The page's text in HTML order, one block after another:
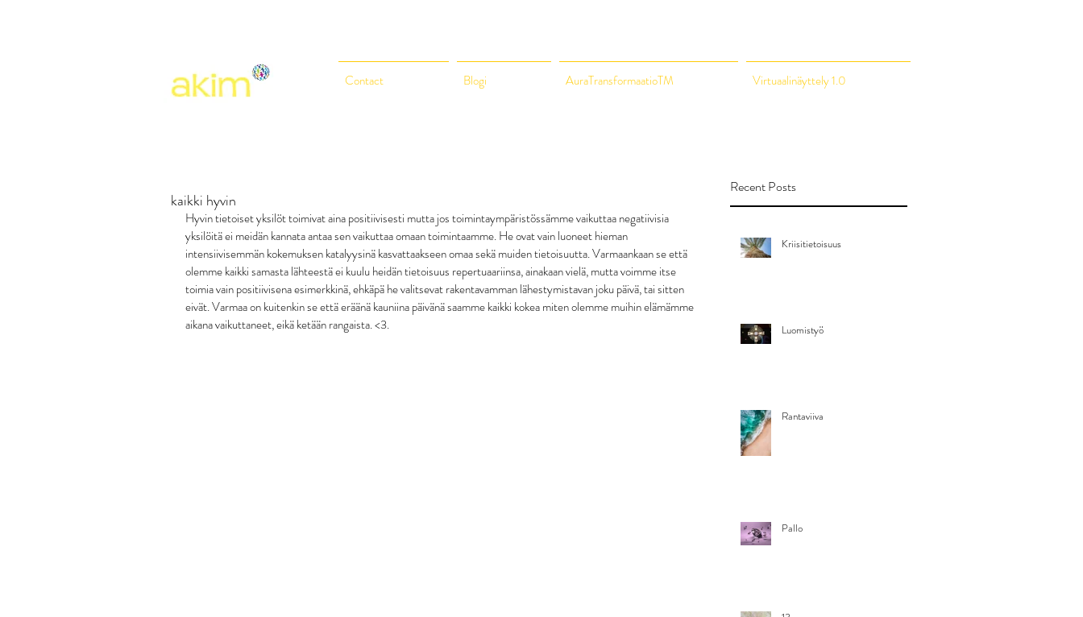
Contact Blogi AuraTransformaatioTM Virtuaalinäyttely 1.0
kaikki hyvin
Hyvin tietoiset yksilöt toimivat aina positiivisesti mutta jos toimintaympäristössämme vaikuttaa negatiivisia
yksilöitä ei meidän kannata antaa sen vaikuttaa omaan toimintaamme. He ovat vain luoneet hieman
intensiivisemmän kokemuksen katalyysinä kasvattaakseen omaa sekä muiden tietoisuutta. Varmaankaan se että
olemme kaikki samasta lähteestä ei kuulu heidän tietoisuus repertuaariinsa, ainakaan vielä, mutta voimme itse
toimia vain positiivisena esimerkkinä, ehkäpä he valitsevat rakentavamman lähestymistavan joku päivä, tai sitten
eivät. Varmaa on kuitenkin se että eräänä kauniina päivänä saamme kaikki kokea miten olemme muihin elämämme
aikana vaikuttaneet, eikä ketään rangaista. <3.
Recent Posts
Kriisitietoisuus
Luomistyö
Rantaviiva
Pallo